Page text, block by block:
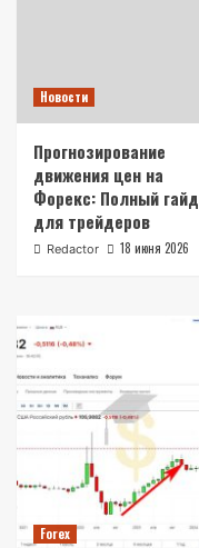
Новости
Прогнозирование
движения цен на
Форекс: Полный гайд
для трейдеров
Redactor 18 июня 2026
Forex